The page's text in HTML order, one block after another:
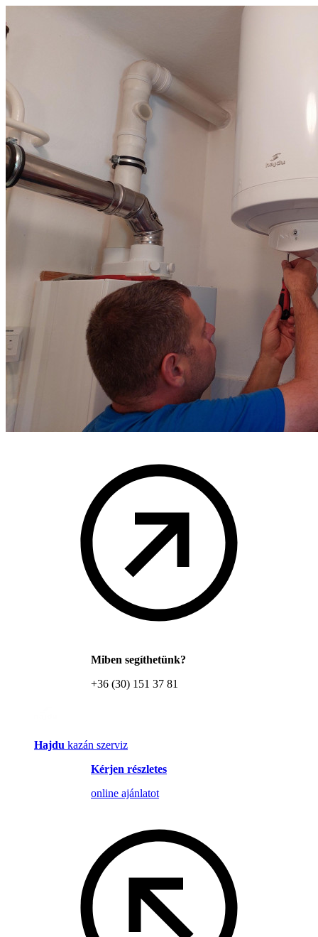
Miben segíthetünk?
+36 (30) 151 37 81
Hajdu kazán szerviz
Kérjen részletes
online ajánlatot